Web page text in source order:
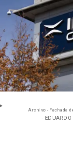
Archivo - Fachada
-